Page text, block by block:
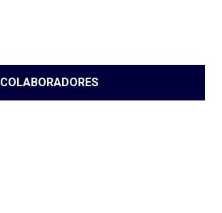
COLABORADORES